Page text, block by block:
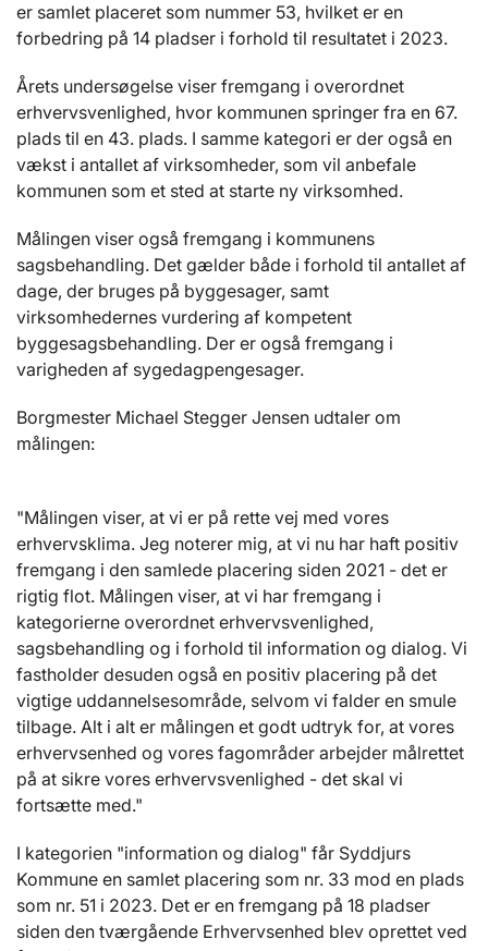
er samlet placeret som nummer 53, hvilket er en
forbedring på 14 pladser i forhold til resultatet i 2023.
Årets undersøgelse viser fremgang i overordnet
erhvervsvenlighed, hvor kommunen springer fra en 67.
plads til en 43. plads. I samme kategori er der også en
vækst i antallet af virksomheder, som vil anbefale
kommunen som et sted at starte ny virksomhed.
Målingen viser også fremgang i kommunens
sagsbehandling. Det gælder både i forhold til antallet af
dage, der bruges på byggesager, samt
virksomhedernes vurdering af kompetent
byggesagsbehandling. Der er også fremgang i
varigheden af sygedagpengesager.
Borgmester Michael Stegger Jensen udtaler om
målingen:
"Målingen viser, at vi er på rette vej med vores
erhvervsklima. Jeg noterer mig, at vi nu har haft positiv
fremgang i den samlede placering siden 2021 - det er
rigtig flot. Målingen viser, at vi har fremgang i
kategorierne overordnet erhvervsvenlighed,
sagsbehandling og i forhold til information og dialog. Vi
fastholder desuden også en positiv placering på det
vigtige uddannelsesområde, selvom vi falder en smule
tilbage. Alt i alt er målingen et godt udtryk for, at vores
erhvervsenhed og vores fagområder arbejder målrettet
på at sikre vores erhvervsvenlighed - det skal vi
fortsætte med."
I kategorien "information og dialog" får Syddjurs
Kommune en samlet placering som nr. 33 mod en plads
som nr. 51 i 2023. Det er en fremgang på 18 pladser
siden den tværgående Erhvervsenhed blev oprettet ved